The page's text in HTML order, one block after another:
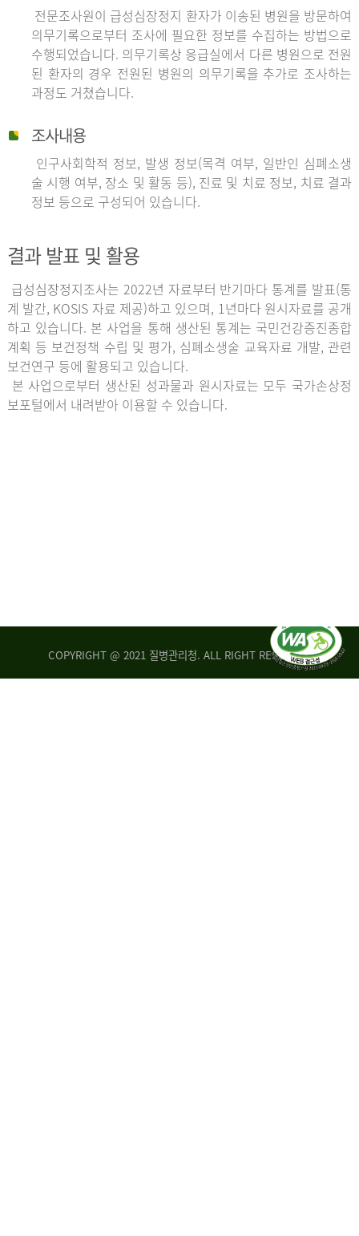
전문조사원이 급성심장정지 환자가 이송된 병원을 방문하여
의무기록으로부터 조사에 필요한 정보를 수집하는 방법으로
수행되었습니다. 의무기록상 응급실에서 다른 병원으로 전원
된 환자의 경우 전원된 병원의 의무기록을 추가로 조사하는
과정도 거쳤습니다.
조사내용
인구사회학적 정보, 발생 정보(목격 여부, 일반인 심폐소생
술 시행 여부, 장소 및 활동 등), 진료 및 치료 정보, 치료 결과
정보 등으로 구성되어 있습니다.
결과 발표 및 활용
급성심장정지조사는 2022년 자료부터 반기마다 통계를 발표(통
계 발간, KOSIS 자료 제공)하고 있으며, 1년마다 원시자료를 공개
하고 있습니다. 본 사업을 통해 생산된 통계는 국민건강증진종합
계획 등 보건정책 수립 및 평가, 심폐소생술 교육자료 개발, 관련
보건연구 등에 활용되고 있습니다.
본 사업으로부터 생산된 성과물과 원시자료는 모두 국가손상정
보포털에서 내려받아 이용할 수 있습니다.
COPYRIGHT @ 2021 질병관리청. ALL RIGHT RESERVED